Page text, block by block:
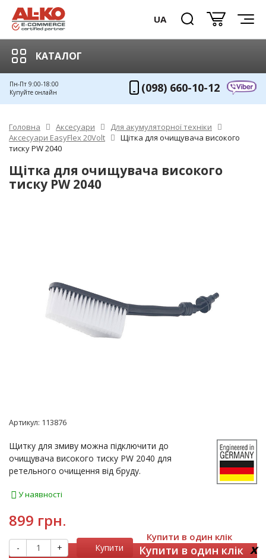
UA
КАТАЛОГ
Пн-Пт 9:00-18:00
Купуйте онлайн
(098) 660-10-12
Головна Аксесуари
Для акумуляторної техніки
Аксесуари EasyFlex 20Volt
Щітка для очищувача високого
тиску PW 2040
Щітка для очищувача високого
тиску PW 2040
Артикул: 113876
Щитку для змиву можна підключити до
очищувача високого тиску PW 2040 для
ретельного очищення від бруду.
У наявності
899 грн.
- + Купити
Купити в один клік
Купити в один клік x